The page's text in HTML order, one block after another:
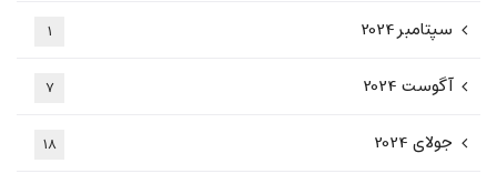
سپتامبر 2024 1
آگوست 2024 7
جولای 2024 18